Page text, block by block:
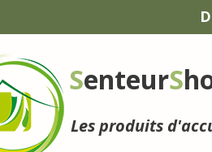
SenteurS
Les produits